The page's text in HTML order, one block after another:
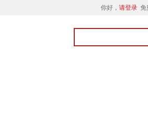
你好， 请登录 免